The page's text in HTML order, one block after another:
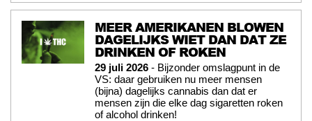
MEER AMERIKANEN BLOWEN
DAGELIJKS WIET DAN DAT ZE
DRINKEN OF ROKEN
29 juli 2026 - Bijzonder omslagpunt in de
VS: daar gebruiken nu meer mensen
(bijna) dagelijks cannabis dan dat er
mensen zijn die elke dag sigaretten roken
of alcohol drinken!